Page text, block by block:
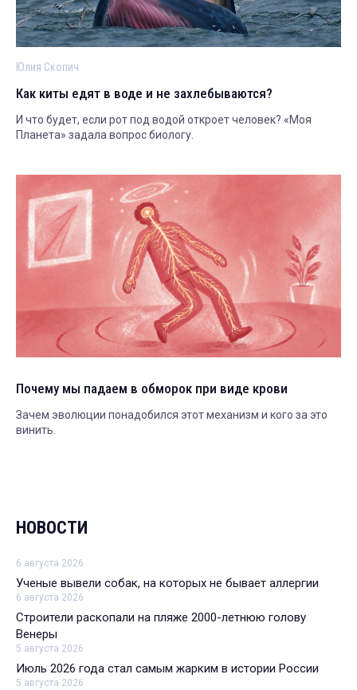
Юлия Скопич
Как киты едят в воде и не захлебываются?
И что будет, если рот под водой откроет человек? «Моя
Планета» задала вопрос биологу.
Почему мы падаем в обморок при виде крови
Зачем эволюции понадобился этот механизм и кого за это
винить.
НОВОСТИ
6 августа 2026
Ученые вывели собак, на которых не бывает аллергии
6 августа 2026
Строители раскопали на пляже 2000-летнюю голову
Венеры
5 августа 2026
Июль 2026 года стал самым жарким в истории России
5 августа 2026